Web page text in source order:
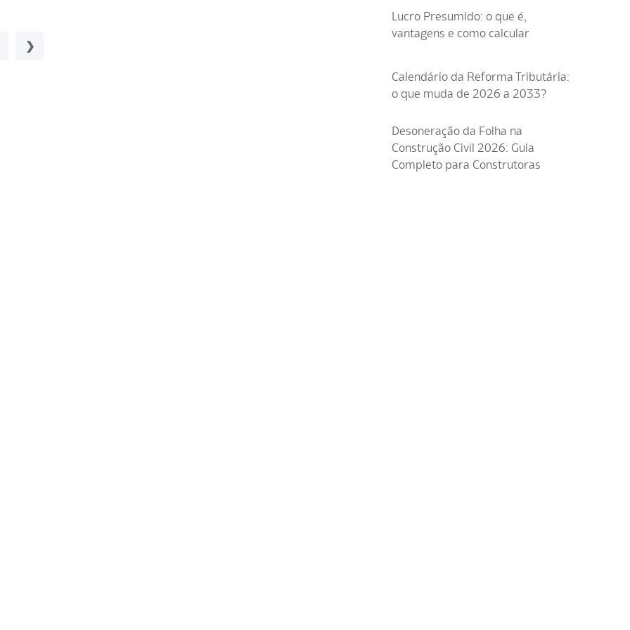
Lucro Presumido: o que é,
vantagens e como calcular
Calendário da Reforma Tributária:
o que muda de 2026 a 2033?
Desoneração da Folha na
Construção Civil 2026: Guia
Completo para Construtoras